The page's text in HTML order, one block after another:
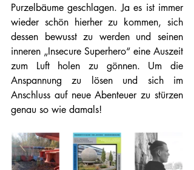
Purzelbäume geschlagen. Ja es ist immer
wieder schön hierher zu kommen, sich
dessen bewusst zu werden und seinen
inneren „Insecure Superhero“ eine Auszeit
zum Luft holen zu gönnen. Um die
Anspannung zu lösen und sich im
Anschluss auf neue Abenteuer zu stürzen
genau so wie damals!